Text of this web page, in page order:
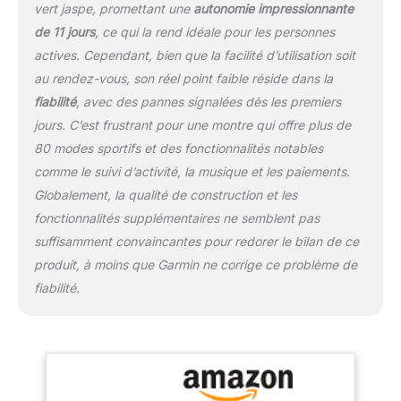
personnalisées sur la
récupération et les
performances. La
fonction de réveil
intelligent vous aide à
commencer la journée en
vous sentant rafraîchi,
tandis que le suivi
avancé vous permet de
plus fort ou faire une
pause. Que vous ayez
besoin du meilleur
quotidiens, cette montre
intelligente vous permet
de rester au meilleur de
vert jaspe, promettant une autonomie impressionnante
de 11 jours, ce qui la rend idéale pour les personnes
actives. Cependant, bien que la facilité d’utilisation soit
au rendez-vous, son réel point faible réside dans la
fiabilité, avec des pannes signalées dès les premiers
jours. C’est frustrant pour une montre qui offre plus de
80 modes sportifs et des fonctionnalités notables
comme le suivi d’activité, la musique et les paiements.
Globalement, la qualité de construction et les
fonctionnalités supplémentaires ne semblent pas
suffisamment convaincantes pour redorer le bilan de ce
produit, à moins que Garmin ne corrige ce problème de
fiabilité.